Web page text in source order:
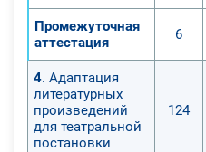
Промежуточная
аттестация
6
4. Адаптация
литературных
произведений
для театральной
постановки
124